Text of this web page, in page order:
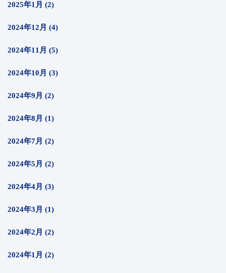
2025年1月 (2)
2024年12月 (4)
2024年11月 (5)
2024年10月 (3)
2024年9月 (2)
2024年8月 (1)
2024年7月 (2)
2024年5月 (2)
2024年4月 (3)
2024年3月 (1)
2024年2月 (2)
2024年1月 (2)